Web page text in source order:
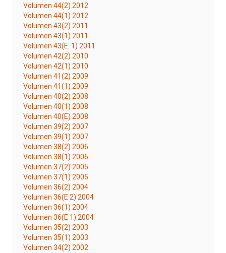
Volumen 44(2) 2012
Volumen 44(1) 2012
Volumen 43(2) 2011
Volumen 43(1) 2011
Volumen 43(E. 1) 2011
Volumen 42(2) 2010
Volumen 42(1) 2010
Volumen 41(2) 2009
Volumen 41(1) 2009
Volumen 40(2) 2008
Volumen 40(1) 2008
Volumen 40(E) 2008
Volumen 39(2) 2007
Volumen 39(1) 2007
Volumen 38(2) 2006
Volumen 38(1) 2006
Volumen 37(2) 2005
Volumen 37(1) 2005
Volumen 36(2) 2004
Volumen 36(E 2) 2004
Volumen 36(1) 2004
Volumen 36(E 1) 2004
Volumen 35(2) 2003
Volumen 35(1) 2003
Volumen 34(2) 2002